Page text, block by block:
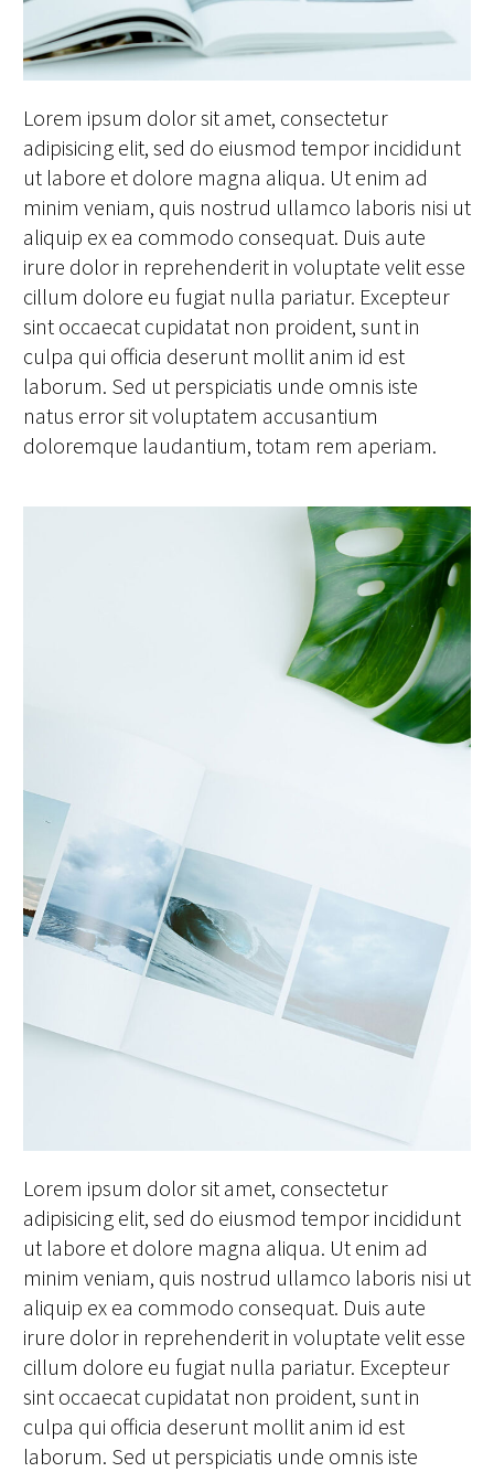
Lorem ipsum dolor sit amet, consectetur
adipisicing elit, sed do eiusmod tempor incididunt
ut labore et dolore magna aliqua. Ut enim ad
minim veniam, quis nostrud ullamco laboris nisi ut
aliquip ex ea commodo consequat. Duis aute
irure dolor in reprehenderit in voluptate velit esse
cillum dolore eu fugiat nulla pariatur. Excepteur
sint occaecat cupidatat non proident, sunt in
culpa qui officia deserunt mollit anim id est
laborum. Sed ut perspiciatis unde omnis iste
natus error sit voluptatem accusantium
doloremque laudantium, totam rem aperiam.
Lorem ipsum dolor sit amet, consectetur
adipisicing elit, sed do eiusmod tempor incididunt
ut labore et dolore magna aliqua. Ut enim ad
minim veniam, quis nostrud ullamco laboris nisi ut
aliquip ex ea commodo consequat. Duis aute
irure dolor in reprehenderit in voluptate velit esse
cillum dolore eu fugiat nulla pariatur. Excepteur
sint occaecat cupidatat non proident, sunt in
culpa qui officia deserunt mollit anim id est
laborum. Sed ut perspiciatis unde omnis iste